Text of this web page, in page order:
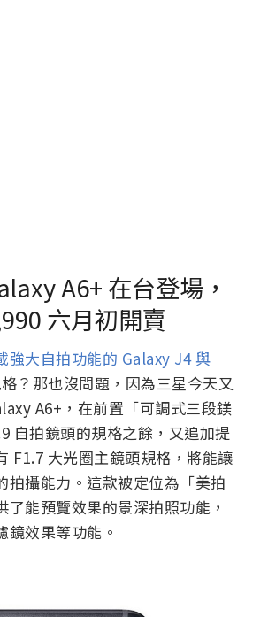
A6+ 在台登場，
六月初開賣
強大自拍功能的 Galaxy J4 與
？那也沒問題，因為三星今天又
A6+，在前置「可調式三段鎂
自拍鏡頭的規格之餘，又追加提
F1.7 大光圈主鏡頭規格，將能讓
拍攝能力。這款被定位為「美拍
了能預覽效果的景深拍照功能，
鏡效果等功能。